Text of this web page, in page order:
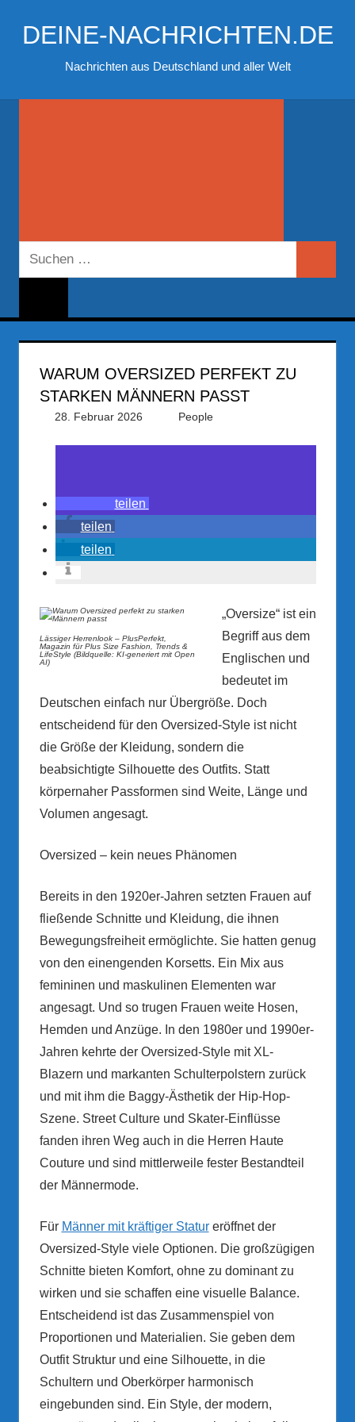
InhaltDEINE-NACHRICHTEN.DE
Nachrichten aus Deutschland und aller Welt
Suchen
nach:
WARUM OVERSIZED PERFEKT ZU
STARKEN MÄNNERN PASST
28. Februar 2026 PRGateway
People
teilen
teilen
teilen
Lässiger Herrenlook – PlusPerfekt,
Magazin für Plus Size Fashion, Trends &
LifeStyle (Bildquelle: KI-generiert mit Open
AI)
„Oversize“ ist ein
Begriff aus dem
Englischen und
bedeutet im
Deutschen einfach nur Übergröße. Doch
entscheidend für den Oversized-Style ist nicht
die Größe der Kleidung, sondern die
beabsichtigte Silhouette des Outfits. Statt
körpernaher Passformen sind Weite, Länge und
Volumen angesagt.
Oversized – kein neues Phänomen
Bereits in den 1920er-Jahren setzten Frauen auf
fließende Schnitte und Kleidung, die ihnen
Bewegungsfreiheit ermöglichte. Sie hatten genug
von den einengenden Korsetts. Ein Mix aus
femininen und maskulinen Elementen war
angesagt. Und so trugen Frauen weite Hosen,
Hemden und Anzüge. In den 1980er und 1990er-
Jahren kehrte der Oversized-Style mit XL-
Blazern und markanten Schulterpolstern zurück
und mit ihm die Baggy-Ästhetik der Hip-Hop-
Szene. Street Culture und Skater-Einflüsse
fanden ihren Weg auch in die Herren Haute
Couture und sind mittlerweile fester Bestandteil
der Männermode.
Für Männer mit kräftiger Statureröffnet der
Oversized-Style viele Optionen. Die großzügigen
Schnitte bieten Komfort, ohne zu dominant zu
wirken und sie schaffen eine visuelle Balance.
Entscheidend ist das Zusammenspiel von
Proportionen und Materialien. Sie geben dem
Outfit Struktur und eine Silhouette, in die
Schultern und Oberkörper harmonisch
eingebunden sind. Ein Style, der modern,